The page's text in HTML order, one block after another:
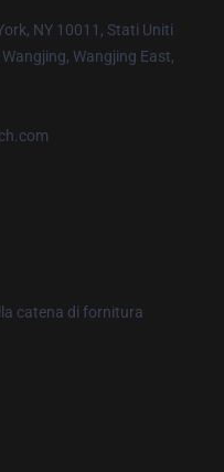
NY 10011, Stati Uniti
Wangjing East,
catena di fornitura